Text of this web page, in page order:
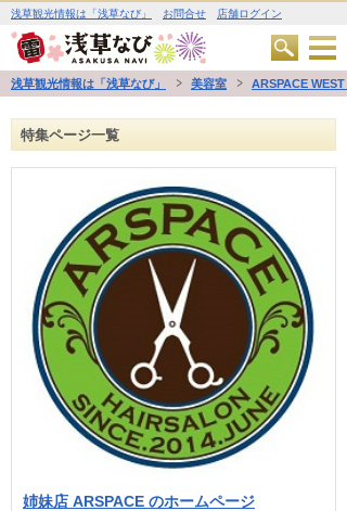
浅草観光情報は「浅草なび」 お問合せ 店舗ログイン
浅草観光情報は「浅草なび」 美容室 ARSPACE WEST
特集ページ一覧
姉妹店 ARSPACE のホームページ